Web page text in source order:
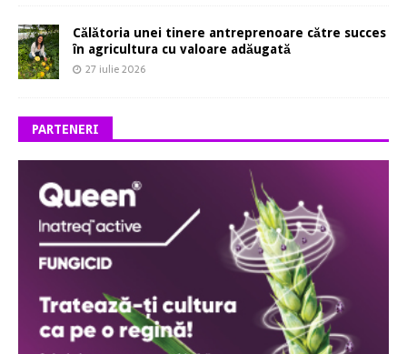
Călătoria unei tinere antreprenoare către succes
în agricultura cu valoare adăugată
27 iulie 2026
PARTENERI